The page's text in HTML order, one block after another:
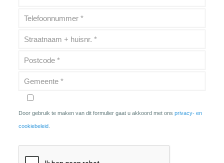
Door gebruik te maken van dit formulier gaat u akkoord met ons privacy- en
cookiebeleid.